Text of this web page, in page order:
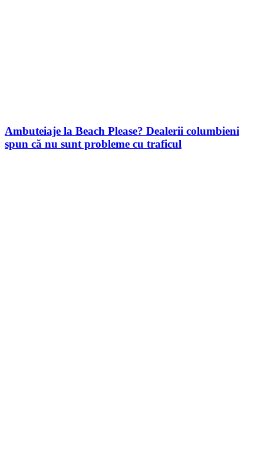
Ambuteiaje la Beach Please? Dealerii columbieni
spun că nu sunt probleme cu traficul